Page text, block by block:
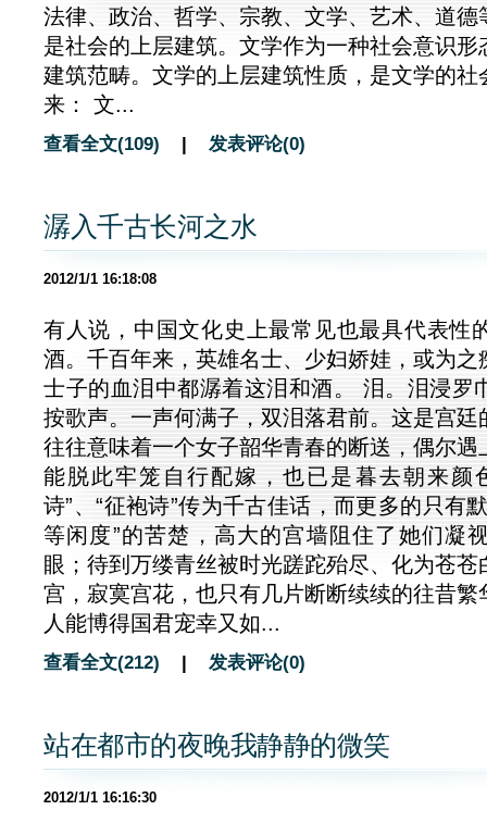
法律、政治、哲学、宗教、文学、艺术、道德
是社会的上层建筑。文学作为一种社会意识
建筑范畴。文学的上层建筑性质，是文学的社
来： 文...
查看全文(109) | 发表评论(0)
潺入千古长河之水
2012/1/1 16:18:08
有人说，中国文化史上最常见也最具代表性
酒。千百年来，英雄名士、少妇娇娃，或为之
士子的血泪中都潺着这泪和酒。 泪。泪浸罗
按歌声。一声何满子，双泪落君前。这是宫廷
往往意味着一个女子韶华青春的断送，偶尔遇
能脱此牢笼自行配嫁，也已是暮去朝来颜
诗”、“征袍诗”传为千古佳话，而更多的只有
等闲度”的苦楚，高大的宫墙阻住了她们凝
眼；待到万缕青丝被时光蹉跎殆尽、化为苍
宫，寂寞宫花，也只有几片断断续续的往昔繁
人能博得国君宠幸又如...
查看全文(212) | 发表评论(0)
站在都市的夜晚我静静的微笑
2012/1/1 16:16:30